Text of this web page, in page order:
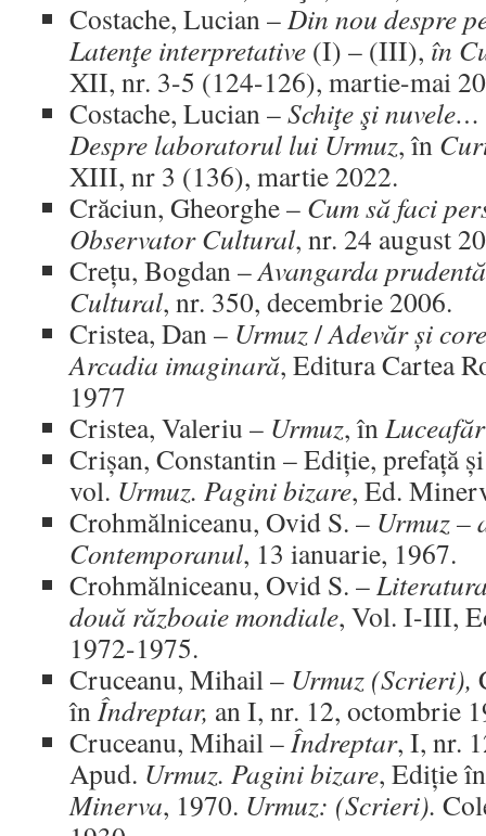
Costache, Lucian –Din nou despre
Latenţe interpretative (I) – (III), în
XII, nr. 3-5 (124-126), martie-mai
Costache, Lucian –Schiţe şi
Despre laboratorul lui Urmuz, în
XIII, nr 3 (136), martie 2022.
Crăciun, Gheorghe – Cum să faci
Observator Cultural, nr. 24 august
Crețu, Bogdan –Avangarda prudentă
Cultural, nr. 350, decembrie 2006.
Cristea, Dan – Urmuz/Adevăr și
Arcadia imaginară, Editura Cartea
1977
Cristea, Valeriu – Urmuz, în
Crișan, Constantin – Ediție, prefață
vol. Urmuz. Pagini bizare, Ed.
Crohmălniceanu, Ovid S. – Urmuz –
Contemporanul, 13 ianuarie, 1967.
Crohmălniceanu, Ovid S. –
două războaie mondiale, Vol. I-III,
1972-1975.
Cruceanu, Mihail – Urmuz (Scrieri),
înÎndreptar, an I, nr. 12, octombrie
Cruceanu, Mihail –Îndreptar, I, nr.
Apud. Urmuz. Pagini bizare, Ediție
Minerva, 1970. Urmuz: (Scrieri).